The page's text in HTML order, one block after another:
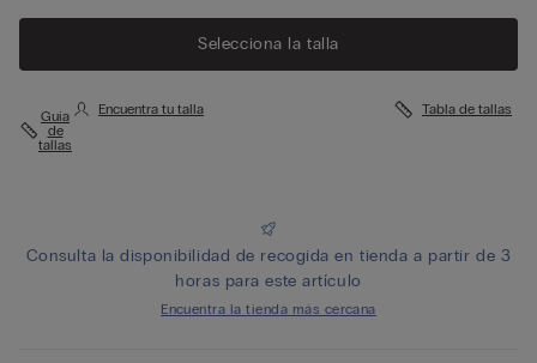
Selecciona la talla
Guía
de
tallas
Encuentra tu talla Tabla de tallas
Consulta la disponibilidad de recogida en tienda a partir de 3
horas para este artículo
Encuentra la tienda más cercana